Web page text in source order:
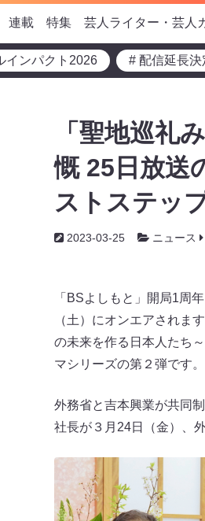
連載 特集 芸人ライター・芸人
インパクト2026 # 配信延長決
「聖地巡礼
慨 25日放送
ストステッ
2023-03-25 ニュース
「BSよしもと」開局1周
（土）にオンエアされま
の未来を作る日本人たち
マシリーズの第２弾です。
外務省と吉本興業が共同
社長が３月24日（金）、